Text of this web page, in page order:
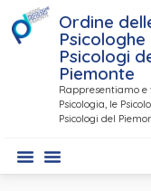
Ordine
Psicologhe
Psicologi
Piemonte
Rappresentiamo
Psicologia, le
Psicologi del